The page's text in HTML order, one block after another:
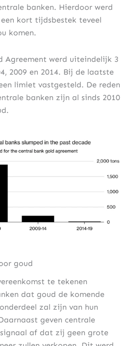
banken. Hierdoor werd
kort tijdsbestek teveel
komen.
Agreement werd uiteindelijk 3
2009 en 2014. Bij de laatste
limiet vastgesteld. De reden
banken zijn al sinds 2010
goud
te tekenen
dat goud de komende
zal zijn van hun
geven centrale
af dat zij geen grote